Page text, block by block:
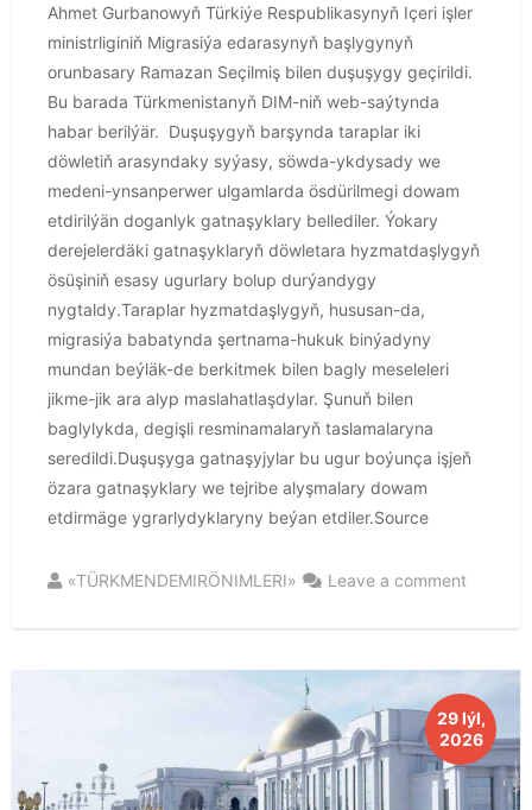
Ahmet Gurbanowyň Türkiýe Respublikasynyň Içeri işler
ministrliginiň Migrasiýa edarasynyň başlygynyň
orunbasary Ramazan Seçilmiş bilen duşuşygy geçirildi.
Bu barada Türkmenistanyň DIM-niň web-saýtynda
habar berilýär. Duşuşygyň barşynda taraplar iki
döwletiň arasyndaky syýasy, söwda-ykdysady we
medeni-ynsanperwer ulgamlarda ösdürilmegi dowam
etdirilýän doganlyk gatnaşyklary bellediler. Ýokary
derejelerdäki gatnaşyklaryň döwletara hyzmatdaşlygyň
ösüşiniň esasy ugurlary bolup durýandygy
nygtaldy.Taraplar hyzmatdaşlygyň, hususan-da,
migrasiýa babatynda şertnama-hukuk binýadyny
mundan beýläk-de berkitmek bilen bagly meseleleri
jikme-jik ara alyp maslahatlaşdylar. Şunuň bilen
baglylykda, degişli resminamalaryň taslamalaryna
seredildi.Duşuşyga gatnaşyjylar bu ugur boýunça işjeň
özara gatnaşyklary we tejribe alyşmalary dowam
etdirmäge ygrarlydyklaryny beýan etdiler.Source
«TÜRKMENDEMIRÖNIMLERI» Leave a comment
29 Iýl,
2026